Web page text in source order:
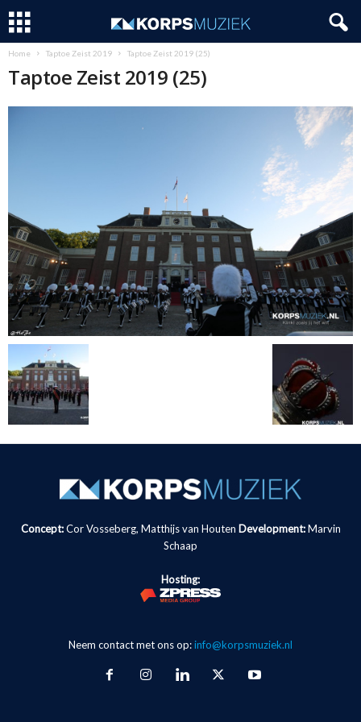
Home Taptoe Zeist 2019 Taptoe Zeist 2019 (25)
Taptoe Zeist 2019 (25)
Concept:Cor Vosseberg, Matthijs van Houten Development: Marvin
Schaap
Hosting:
Neem contact met ons op:info@korpsmuziek.nl